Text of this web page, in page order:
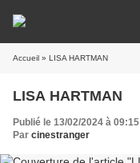
Accueil » LISA HARTMAN
LISA HARTMAN
Publié le 13/02/2024 à 09:15
Par cinestranger